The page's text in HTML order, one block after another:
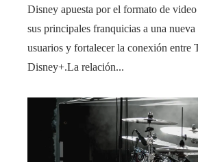
Disney apuesta por el formato de
sus principales franquicias a una
usuarios y fortalecer la conexión entre
Disney+.La relación...